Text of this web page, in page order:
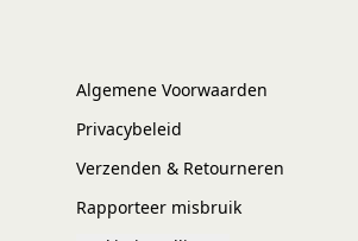
Algemene Voorwaarden
Privacybeleid
Verzenden & Retourneren
Rapporteer misbruik